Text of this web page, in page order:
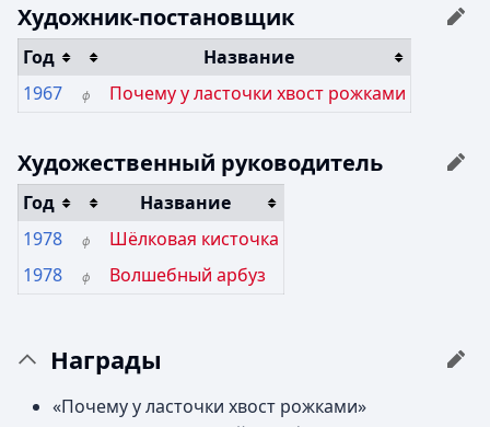
Художник-постановщик
Год
Название
1967
ф Почему у ласточки хвост рожками
Художественный руководитель
Год
Название
1978
ф
Шёлковая кисточка
1978
ф Волшебный арбуз
Награды
«Почему у ласточки хвост рожками»